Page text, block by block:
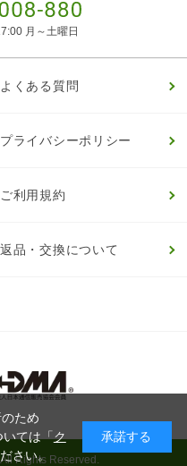
月～土曜日
よくある質問
プライバシーポリシー
ご利用規約
返品・交換について
Rights Reserved.
ため
いては「ク
さい。
承諾する